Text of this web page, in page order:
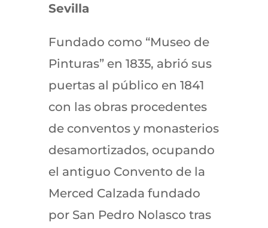
Sevilla
Fundado como “Museo de
Pinturas” en 1835, abrió sus
puertas al público en 1841
con las obras procedentes
de conventos y monasterios
desamortizados, ocupando
el antiguo Convento de la
Merced Calzada fundado
por San Pedro Nolasco tras